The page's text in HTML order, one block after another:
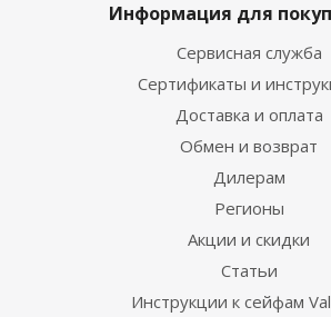
Информация для
Сервисная служба
Сертификаты и
Доставка и оплата
Обмен и возврат
Дилерам
Регионы
Акции и скидки
Статьи
Инструкции к сейфам